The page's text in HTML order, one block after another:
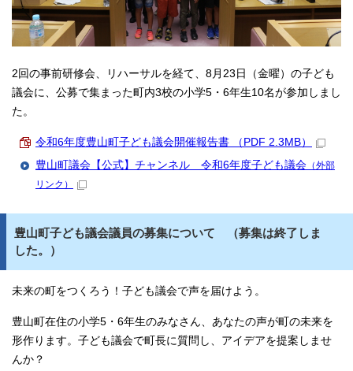
2回の事前研修会、リハーサルを経て、8月23日（金曜）の子ども
議会に、公募で集まった町内3校の小学5・6年生10名が参加しまし
た。
令和6年度豊山町子ども議会開催報告書 （PDF 2.3MB）
豊山町議会【公式】チャンネル 令和6年度子ども議会 （外部
リンク）
豊山町子ども議会議員の募集について （募集は終了しま
した。）
未来の町をつくろう！子ども議会で声を届けよう。
豊山町在住の小学5・6年生のみなさん、あなたの声が町の未来を
形作ります。子ども議会で町長に質問し、アイデアを提案しませ
んか？